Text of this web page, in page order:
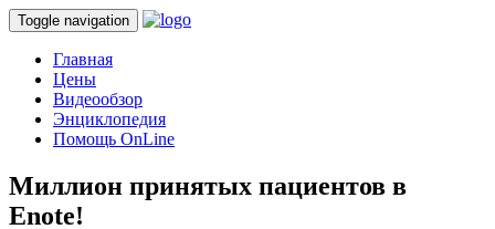
Toggle navigation
Главная
Цены
Видеообзор
Энциклопедия
Помощь OnLine
Миллион принятых пациентов в
Enote!